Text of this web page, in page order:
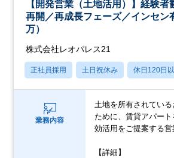
【開発営業（土地活用）】経験者
再開／再成長フェーズ／インセン
万）
株式会社レオパレス21
正社員採用 土日祝休み 休日120日
業務内容
土地を所有されてい
ために、賃貸アパー
効活用をご提案する営
【詳細】